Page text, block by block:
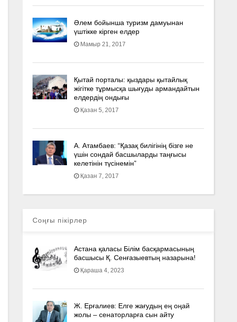
Әлем бойынша туризм дамуынан
үштікке кірген елдер
Мамыр 21, 2017
Қытай порталы: қыздары қытайлық
жігітке тұрмысқа шығуды армандайтын
елдердің ондығы
Қазан 5, 2017
А. Атамбаев: “Қазақ билігінің бізге не
үшін сондай басшыларды таңғысы
келетінін түсінемін”
Қазан 7, 2017
Соңғы пікірлер
Астана қаласы Білім басқармасының
басшысы Қ. Сенғазыевтың назарына!
Қараша 4, 2023
Ж. Ерғалиев: Елге жағудың ең оңай
жолы – сенаторларға сын айту